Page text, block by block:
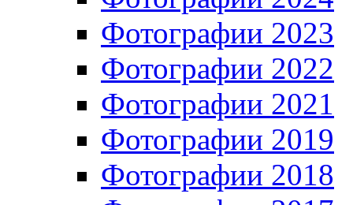
Фотографии 2023
Фотографии 2022
Фотографии 2021
Фотографии 2019
Фотографии 2018